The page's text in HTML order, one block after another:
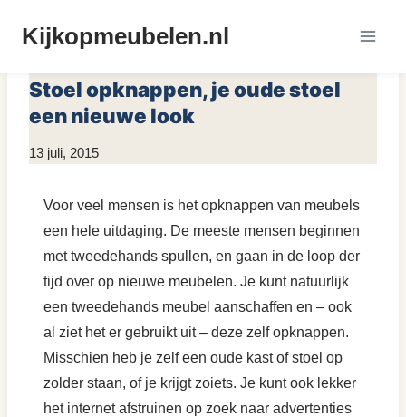
naarKijkopmeubelen.nl
Stoel opknappen, je oude stoel
een nieuwe look
Door
13 juli, 2015
Voor veel mensen is het opknappen van meubels
een hele uitdaging. De meeste mensen beginnen
met tweedehands spullen, en gaan in de loop der
tijd over op nieuwe meubelen. Je kunt natuurlijk
een tweedehands meubel aanschaffen en – ook
al ziet het er gebruikt uit – deze zelf opknappen.
Misschien heb je zelf een oude kast of stoel op
zolder staan, of je krijgt zoiets. Je kunt ook lekker
het internet afstruinen op zoek naar advertenties